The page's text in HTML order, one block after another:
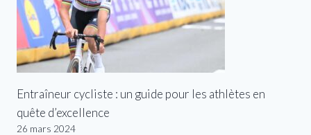
Entraîneur cycliste : un guide pour les athlètes en
quête d’excellence
26 mars 2024